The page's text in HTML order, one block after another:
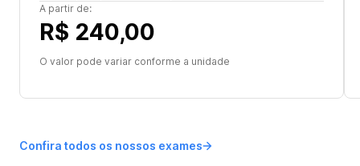
A partir de:
R$ 240,00
O valor pode variar conforme a unidade
Confira todos os nossos exames